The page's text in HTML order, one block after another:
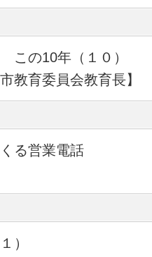
の10年（１０）
教育委員会教育長】
る営業電話
）